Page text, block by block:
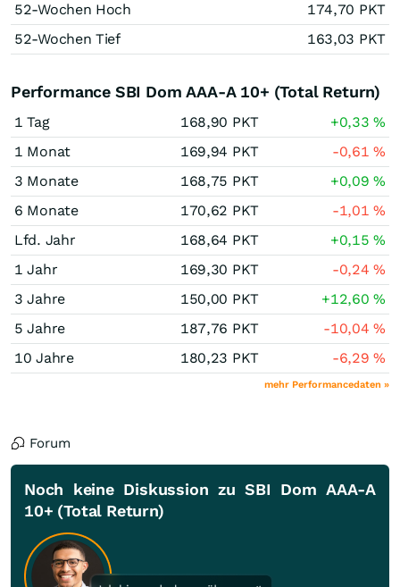
52-Wochen Hoch
174,70 PKT
52-Wochen Tief
163,03 PKT
Performance SBI Dom AAA-A 10+ (Total Return)
1 Tag 168,90 PKT +0,33%
1 Monat
169,94 PKT -0,61%
3 Monate
168,75 PKT +0,09%
6 Monate
170,62 PKT -1,01%
Lfd. Jahr
168,64 PKT +0,15%
1 Jahr
169,30 PKT -0,24%
3 Jahre
150,00 PKT +12,60%
5 Jahre
187,76 PKT -10,04%
10 Jahre
180,23 PKT -6,29%
mehr Performancedaten »
Forum
Noch keine Diskussion zu SBI Dom AAA-A
10+ (Total Return)